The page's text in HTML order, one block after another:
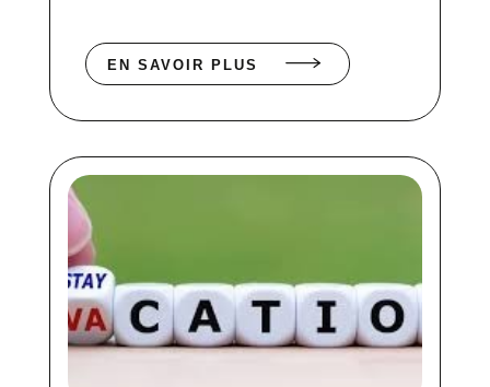
EN SAVOIR PLUS